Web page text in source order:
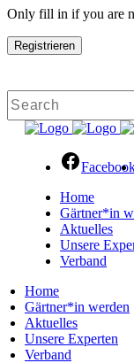
Only fill in if you are
Home
Gärtner*in
Aktuelles
Unsere
Verband
Home
Gärtner*in werden
Aktuelles
Unsere Experten
Verband